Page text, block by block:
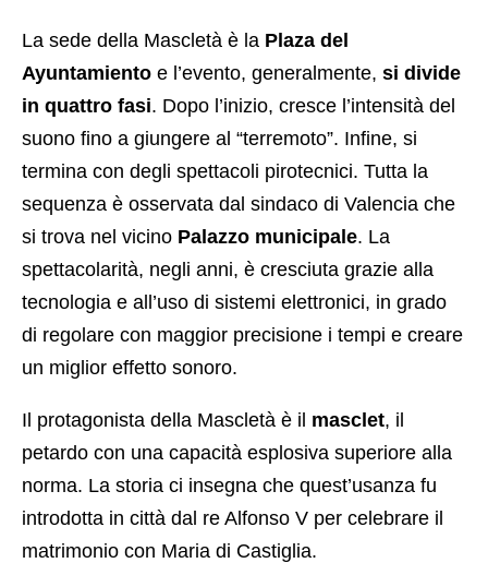
La sede della Mascletà è la Plaza del
Ayuntamiento e l’evento, generalmente, si divide
in quattro fasi. Dopo l’inizio, cresce l’intensità del
suono fino a giungere al “terremoto”. Infine, si
termina con degli spettacoli pirotecnici. Tutta la
sequenza è osservata dal sindaco di Valencia che
si trova nel vicino Palazzo municipale. La
spettacolarità, negli anni, è cresciuta grazie alla
tecnologia e all’uso di sistemi elettronici, in grado
di regolare con maggior precisione i tempi e creare
un miglior effetto sonoro.
Il protagonista della Mascletà è il masclet, il
petardo con una capacità esplosiva superiore alla
norma. La storia ci insegna che quest’usanza fu
introdotta in città dal re Alfonso V per celebrare il
matrimonio con Maria di Castiglia.